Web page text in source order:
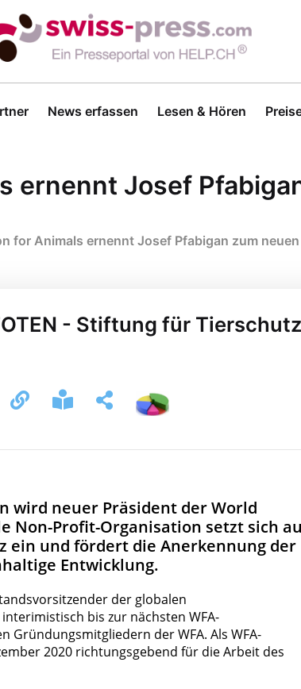
News erfassen Lesen & Hören
ernennt Josef
for Animals ernennt Josef Pfabigan zum
- Stiftung für Tierschutz
wird neuer Präsident der World
Non-Profit-Organisation setzt sich
ein und fördert die Anerkennung der
Entwicklung.
der globalen
bis zur nächsten WFA-
Gründungsmitgliedern der WFA. Als WFA-
2020 richtungsgebend für die Arbeit des